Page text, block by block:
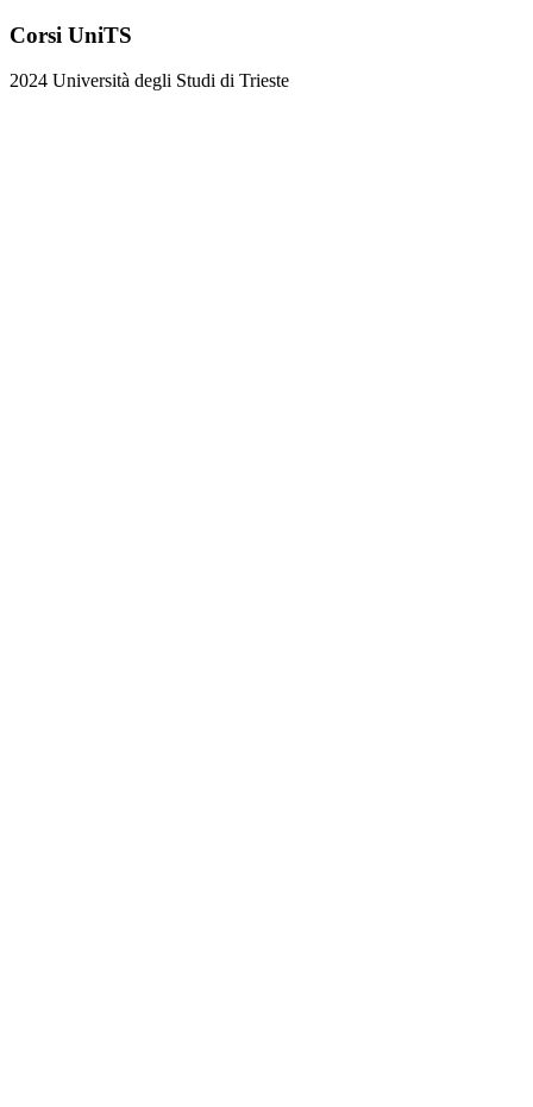
Corsi UniTS
2024 Università degli Studi di Trieste